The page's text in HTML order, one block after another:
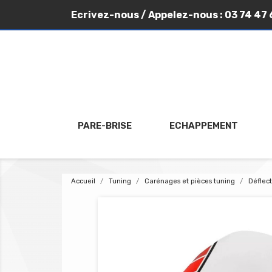
Ecrivez-nous/ Appelez-nous : 03 74 47
PARE-BRISE ECHAPPEMENT
Accueil Tuning Carénages et pièces tuning